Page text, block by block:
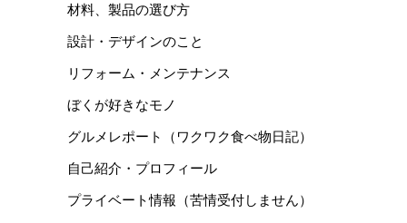
材料、製品の選び方
設計・デザインのこと
リフォーム・メンテナンス
ぼくが好きなモノ
グルメレポート（ワクワク食べ物日記）
自己紹介・プロフィール
プライベート情報（苦情受付しません）